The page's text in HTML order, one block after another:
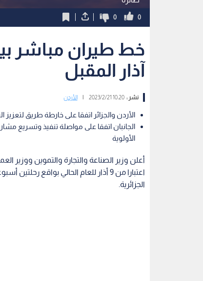
0
0
آذار المقبل
نشر :10:20 2023/2/21 الأردن
الأردن والجزائر اتفقا على خارطة طريق لتعزيز
الجانبان اتفقا على مواصلة تنفيذ وتسريع
الأولوية
أعلن وزير الصناعة والتجارة والتموين ووزير
اعتبارا من 9 أذار للعام الحالي بواقع
الجزائرية.